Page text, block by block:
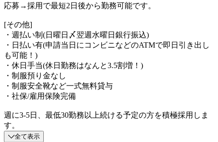
応募→採用で最短2日後から勤務可能です。
[その他]
・週払い制(日曜日〆翌週水曜日銀行振込)
・日払い有(申請当日にコンビニなどのATMで即日引き出し
も可能！)
・休日手当(休日勤務はなんと3.5割増！)
・制服預り金なし
・制服安全靴など一式無料貸与
・社保/雇用保険完備
週に3-5日、最低30勤務以上続ける予定の方を積極採用しま
す。
全て表示